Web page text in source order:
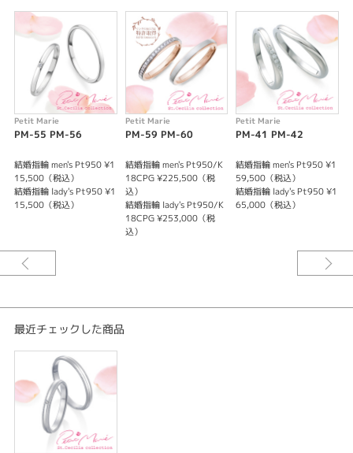
シンプル
テイスト
結婚指輪 シンプル
性別
メンズ
紹介文
クラシカルなミルグレインをサイドに一周ほどこした結婚指輪。
シンプルなデザインながら、特別な製法による繊細で精度の高いミル打ち
は、落ち着いた印象で長くご愛用いただけます。
Petit Marie
PM-55 PM-56
結婚指輪 men's Pt950 ¥1
15,500（税込）
結婚指輪 lady's Pt950 ¥1
15,500（税込）
Petit Marie
PM-59 PM-60
結婚指輪 men's Pt950/K
18CPG ¥225,500（税
込）
結婚指輪 lady's Pt950/K
18CPG ¥253,000（税
込）
Petit Marie
PM-41 PM-42
結婚指輪 men's Pt950 ¥1
59,500（税込）
結婚指輪 lady's Pt950 ¥1
65,000（税込）
最近チェックした商品